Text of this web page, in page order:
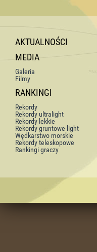
AKTUALNOŚCI
MEDIA
Galeria
Filmy
RANKINGI
Rekordy
Rekordy ultralight
Rekordy lekkie
Rekordy gruntowe light
Wędkarstwo morskie
Rekordy teleskopowe
Rankingi graczy